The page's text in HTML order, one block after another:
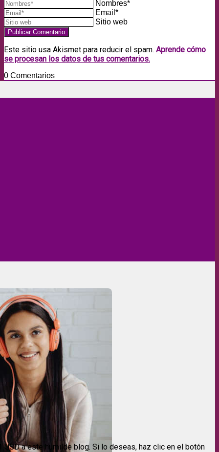
Nombres*
Email*
Sitio web
Este sitio usa Akismet para reducir el spam. Aprende cómo
se procesan los datos de tus comentarios.
0 Comentarios
USD a este humilde blog. Si lo deseas, haz clic en el botón